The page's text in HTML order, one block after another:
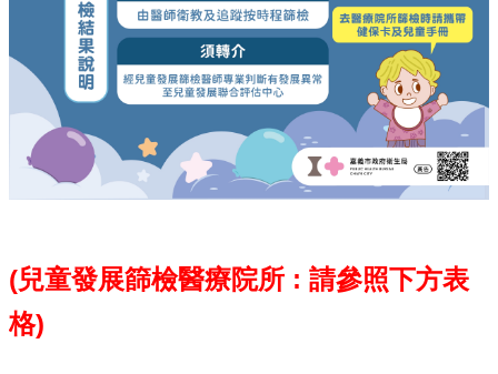
政
開
放
宣
告
(兒童發展篩檢醫療院所 : 請參照下方表
格)